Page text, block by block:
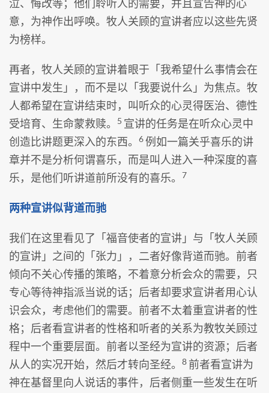
泣、悔改等；他们聆听人的需要，并且宣告神的心
意，为神作出呼唤。牧人关顾的宣讲者应以这些先贤
为榜样。
再者，牧人关顾的宣讲着眼于「我希望什么事情会在
宣讲中发生」，而不是以「我要说什么」为焦点。牧
人都希望在宣讲结束时，叫听众的心灵得医治、德性
受培育、生命蒙救赎。
5 宣讲的任务是在听众心灵中
创造比讲题更深入的东西。
6例如一篇关乎喜乐的讲
章并不是分析何谓喜乐，而是叫人进入一种深度的喜
乐，是他们听讲道前所没有的喜乐。
7
两种宣讲似背道而驰
我们在这里看见了「福音使者的宣讲」与「牧人关顾
的宣讲」之间的「张力」，二者好像背道而驰。前者
倾向不关心传播的策略，不着意分析会众的需要，只
专心等待神指派当说的话；后者却要求宣讲者用心认
识会众，考虑他们的需要。前者不太着重宣讲者的性
格；后者看宣讲者的性格和听者的关系为教牧关顾过
程中一个重要层面。前者以圣经为宣讲的资源；后者
从人的实况开始，然后才转向圣经。
8 前者看宣讲为
神在基督里向人说话的事件，后者侧重一些发生在听